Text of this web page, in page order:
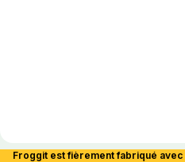
Froggit est fièrement fabriqué avec